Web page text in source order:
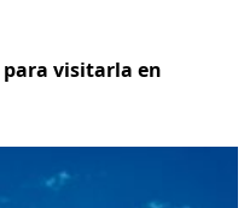
visitarla en